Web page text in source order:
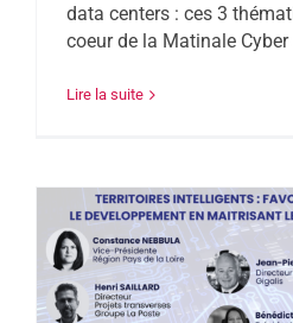
data centers : ces 3
coeur de la Matinale Cyber
Lire la suite